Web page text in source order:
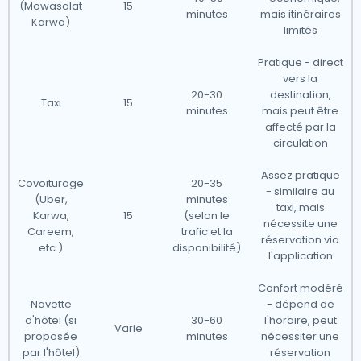
(Mowasalat
Karwa)
15
minutes
mais itinéraires
limités
Taxi 15
20-30
minutes
Pratique - direct
vers la
destination,
mais peut être
affecté par la
circulation
Covoiturage
(Uber,
Karwa,
Careem,
etc.)
15
20-35
minutes
(selon le
trafic et la
disponibilité)
Assez pratique
- similaire au
taxi, mais
nécessite une
réservation via
l'application
Navette
d'hôtel (si
proposée
par l'hôtel)
Varie
30-60
minutes
Confort modéré
- dépend de
l'horaire, peut
nécessiter une
réservation